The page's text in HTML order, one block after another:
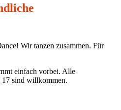
Wir tanzen zusammen. Für
einfach vorbei. Alle
17 sind willkommen.